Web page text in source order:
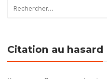
Citation au hasard